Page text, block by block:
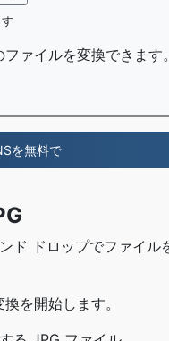
ァイルを変換できます。
を無料で
ド ドロップでファイル
を開始します。